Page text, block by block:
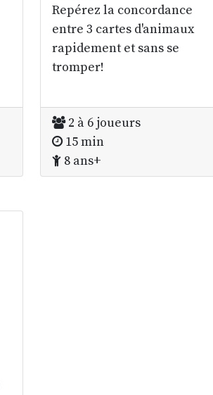
Repérez la concordance
entre 3 cartes d'animaux
rapidement et sans se
tromper!
2 à 6 joueurs
15 min
8 ans+